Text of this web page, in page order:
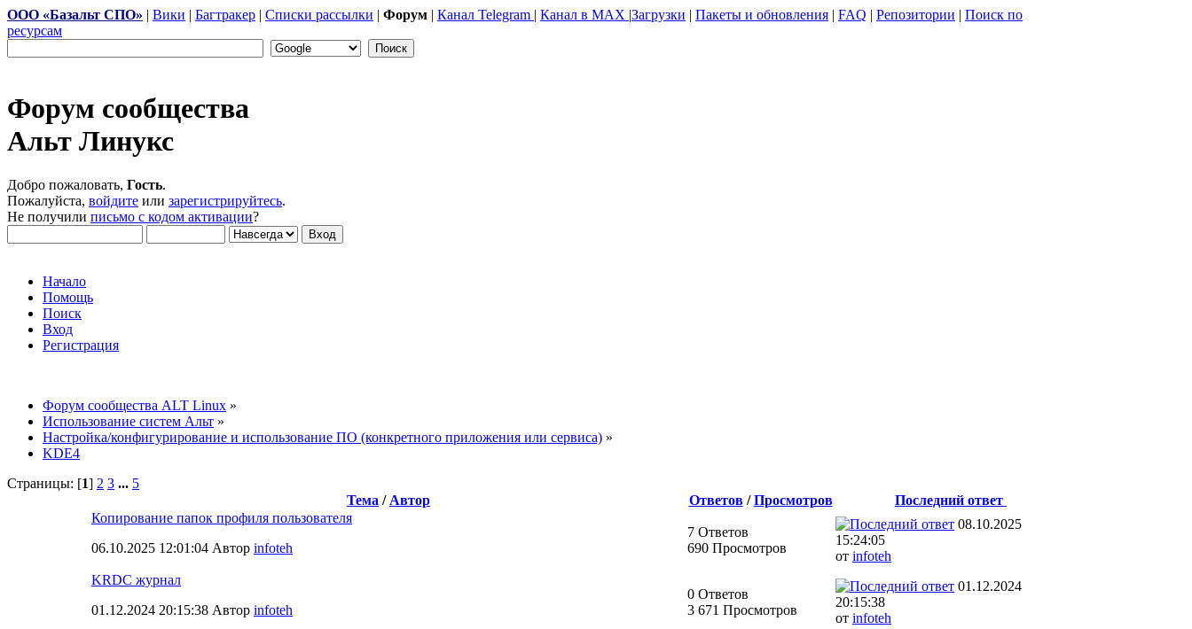
ООО «Базальт СПО» | Вики | Багтракер | Списки рассылки | Форум | Канал Telegram | Канал в MAX |Загрузки | Пакеты и обновления | FAQ | Репозитории | Поиск по
ресурсам
Форум сообщества
Альт Линукс
Добро пожаловать, Гость.
Пожалуйста, войдите или зарегистрируйтесь.
Не получили письмо с кодом активации?
Начало
Помощь
Поиск
Вход
Регистрация
Форум сообщества ALT Linux »
Использование систем Альт »
Настройка/конфигурирование и использование ПО (конкретного приложения или сервиса) »
KDE4
Страницы: [1] 2 3 ... 5
Тема / Автор Ответов/Просмотров
Последний ответ
Копирование папок профиля пользователя
06.10.2025 12:01:04 Автор infoteh
7 Ответов
690 Просмотров
08.10.2025
15:24:05
от infoteh
KRDC журнал
01.12.2024 20:15:38 Автор infoteh
0 Ответов
3 671 Просмотров
01.12.2024
20:15:38
от infoteh